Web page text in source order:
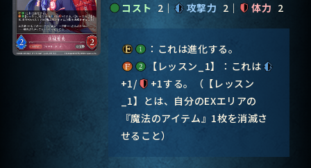
コスト 2 攻撃力 2 体力 2
：これは進化する。
【レッスン_1】：これは
+1/
+1する。（【レッスン
_1】とは、自分のEXエリアの
『魔法のアイテム』1枚を消滅さ
せること）